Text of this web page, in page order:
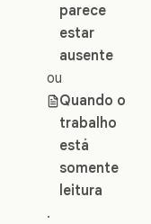
parece
estar
ausente
ou
Quando o
trabalho
está
somente
leitura
.